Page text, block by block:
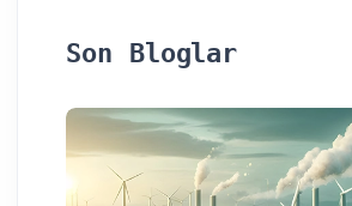
Son Bloglar